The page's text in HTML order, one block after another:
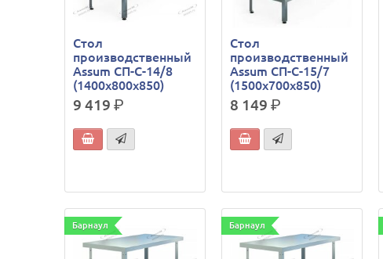
Стол
производственный
Assum СП-С-14/8
(1400х800х850)
9 419р.
Стол
производственный
Assum СП-С-15/7
(1500х700х850)
8 149р.
Барнаул Барнаул